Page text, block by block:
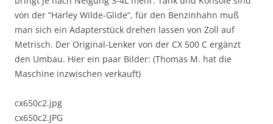
von der “Harley Wilde-Glide”, für den Benzinhahn muß
man sich ein Adapterstück drehen lassen von Zoll auf
Metrisch. Der Original-Lenker von der CX 500 C ergänzt
den Umbau. Hier ein paar Bilder: (Thomas M. hat die
Maschine inzwischen verkauft)
cx650c2.jpg
cx650c2.JPG